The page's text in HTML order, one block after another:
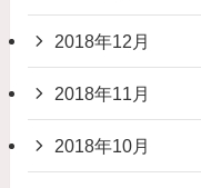
2018年12月
2018年11月
2018年10月